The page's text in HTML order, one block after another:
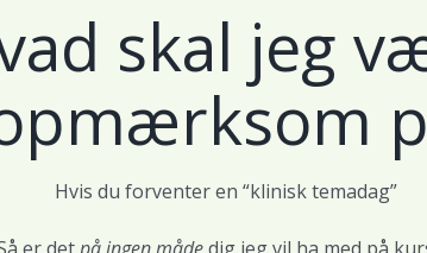
skal jeg
Hvis du forventer en “klinisk temadag”
er detpå ingen mådedig jeg vil ha med på